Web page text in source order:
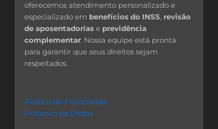
oferecemos atendimento personalizado e
especializado em benefícios do INSS, revisão
de aposentadorias e previdência
complementar. Nossa equipe está pronta
para garantir que seus direitos sejam
respeitados.
Política de Privacidade
Proteção de Dados